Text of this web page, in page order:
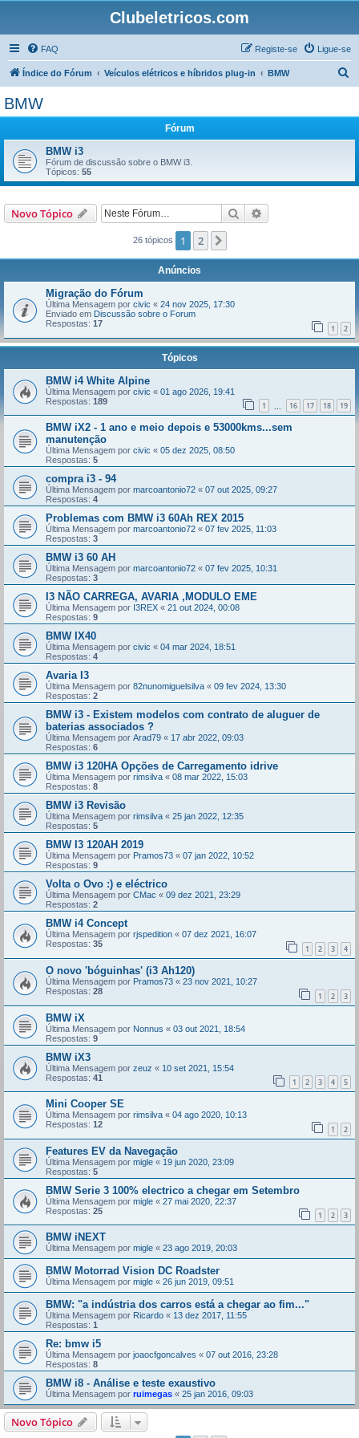
Clubeletricos.com
FAQ Ligue-se
Registe-se
Índice do Fórum Veículos elétricos e híbridos plug-in BMW
s
BMW
Fórum
BMW i3
Fórum de discussão sobre o BMW i3.
Tópicos: 55
Novo Tópico Pesquisar
26 tópicos 1 2
Anúncios
Migração do Fórum
Última Mensagem por civic « 24 nov 2025, 17:30
Enviado em Discussão sobre o Forum
Respostas: 17 1 2
Tópicos
BMW i4 White Alpine
Última Mensagem por civic « 01 ago 2026, 19:41
Respostas: 189 1 16 17 18 19
BMW iX2 - 1 ano e meio depois e 53000kms...sem
manutenção
Última Mensagem por civic « 05 dez 2025, 08:50
Respostas: 5
compra i3 - 94
Última Mensagem por marcoantonio72 « 07 out 2025, 09:27
Respostas: 4
Problemas com BMW i3 60Ah REX 2015
Última Mensagem por marcoantonio72 « 07 fev 2025, 11:03
Respostas: 3
BMW i3 60 AH
Última Mensagem por marcoantonio72 « 07 fev 2025, 10:31
Respostas: 3
I3 NÃO CARREGA, AVARIA ,MODULO EME
Última Mensagem por I3REX « 21 out 2024, 00:08
Respostas: 9
BMW IX40
Última Mensagem por civic « 04 mar 2024, 18:51
Respostas: 4
Avaria I3
Última Mensagem por 82nunomiguelsilva « 09 fev 2024, 13:30
Respostas: 2
BMW i3 - Existem modelos com contrato de aluguer de
baterias associados ?
Última Mensagem por Arad79 « 17 abr 2022, 09:03
Respostas: 6
BMW i3 120HA Opções de Carregamento idrive
Última Mensagem por rimsilva « 08 mar 2022, 15:03
Respostas: 8
BMW i3 Revisão
Última Mensagem por rimsilva « 25 jan 2022, 12:35
Respostas: 5
BMW I3 120AH 2019
Última Mensagem por Pramos73 « 07 jan 2022, 10:52
Respostas: 9
Volta o Ovo :) e eléctrico
Última Mensagem por CMac « 09 dez 2021, 23:29
Respostas: 2
BMW i4 Concept
Última Mensagem por rjspedition « 07 dez 2021, 16:07
Respostas: 35 1 2 3 4
O novo 'bóguinhas' (i3 Ah120)
Última Mensagem por Pramos73 « 23 nov 2021, 10:27
Respostas: 28 1 2 3
BMW iX
Última Mensagem por Nonnus « 03 out 2021, 18:54
Respostas: 9
BMW iX3
Última Mensagem por zeuz « 10 set 2021, 15:54
Respostas: 41 1 2 3 4 5
Mini Cooper SE
Última Mensagem por rimsilva « 04 ago 2020, 10:13
Respostas: 12 1 2
Features EV da Navegação
Última Mensagem por migle « 19 jun 2020, 23:09
Respostas: 5
BMW Serie 3 100% electrico a chegar em Setembro
Última Mensagem por migle « 27 mai 2020, 22:37
Respostas: 25 1 2 3
BMW iNEXT
Última Mensagem por migle « 23 ago 2019, 20:03
BMW Motorrad Vision DC Roadster
Última Mensagem por migle « 26 jun 2019, 09:51
BMW: "a indústria dos carros está a chegar ao fim..."
Última Mensagem por Ricardo « 13 dez 2017, 11:55
Respostas: 1
Re: bmw i5
Última Mensagem por joaocfgoncalves « 07 out 2016, 23:28
Respostas: 8
BMW i8 - Análise e teste exaustivo
Última Mensagem por ruimegas « 25 jan 2016, 09:03
Novo Tópico